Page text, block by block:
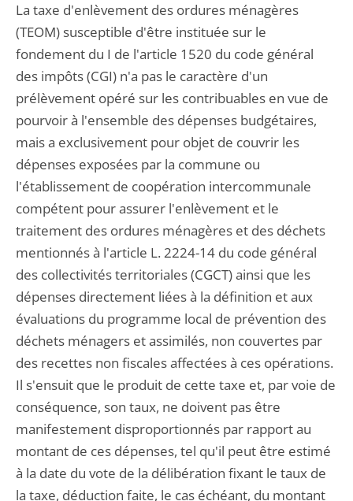
La taxe d'enlèvement des ordures ménagères
(TEOM) susceptible d'être instituée sur le
fondement du I de l'article 1520 du code général
des impôts (CGI) n'a pas le caractère d'un
prélèvement opéré sur les contribuables en vue de
pourvoir à l'ensemble des dépenses budgétaires,
mais a exclusivement pour objet de couvrir les
dépenses exposées par la commune ou
l'établissement de coopération intercommunale
compétent pour assurer l'enlèvement et le
traitement des ordures ménagères et des déchets
mentionnés à l'article L. 2224-14 du code général
des collectivités territoriales (CGCT) ainsi que les
dépenses directement liées à la définition et aux
évaluations du programme local de prévention des
déchets ménagers et assimilés, non couvertes par
des recettes non fiscales affectées à ces opérations.
Il s'ensuit que le produit de cette taxe et, par voie de
conséquence, son taux, ne doivent pas être
manifestement disproportionnés par rapport au
montant de ces dépenses, tel qu'il peut être estimé
à la date du vote de la délibération fixant le taux de
la taxe, déduction faite, le cas échéant, du montant